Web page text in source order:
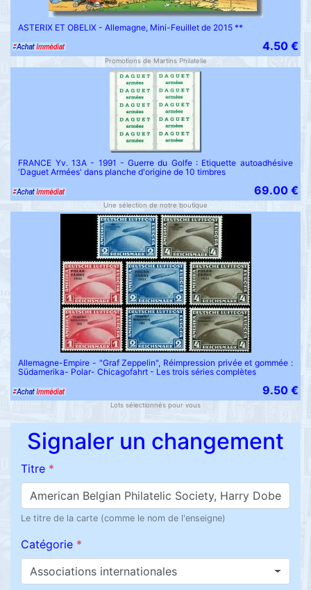
ASTERIX ET OBELIX - Allemagne, Mini-Feuillet de 2015 **
4.50 €
Promotions de Martins Philatelie
FRANCE Yv. 13A - 1991 - Guerre du Golfe : Etiquette autoadhésive
'Daguet Armées' dans planche d'origine de 10 timbres
69.00 €
Une sélection de notre boutique
Allemagne-Empire - "Graf Zeppelin", Réimpression privée et gommée :
Südamerika- Polar- Chicagofahrt - Les trois séries complètes
9.50 €
Lots sélectionnés pour vous
Signaler un changement
Titre *
Le titre de la carte (comme le nom de l'enseigne)
Catégorie *
Associations internationales